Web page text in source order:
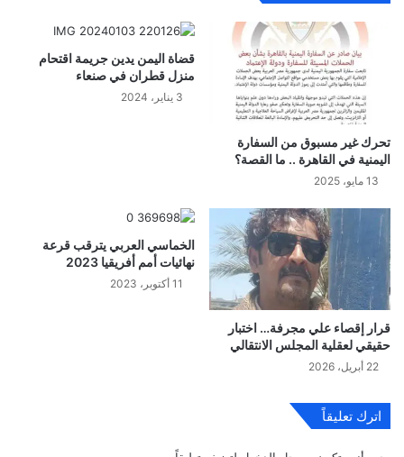
تحرك غير مسبوق من السفارة
اليمنية في القاهرة .. ما القصة؟
13 مايو، 2025
قضاة اليمن يدين جريمة اقتحام
منزل قطران في صنعاء
3 يناير، 2024
قرار إقصاء علي مجرفة… اختبار
حقيقي لعقلية المجلس الانتقالي
22 أبريل، 2026
الخماسي العربي يترقب قرعة
نهائيات أمم أفريقيا 2023
11 أكتوبر، 2023
اترك تعليقاً